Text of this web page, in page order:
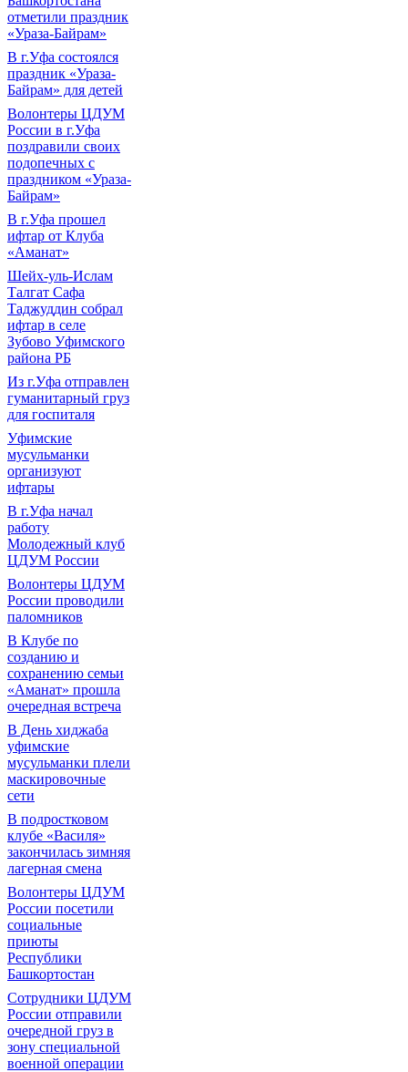
отметили праздник
«Ураза-Байрам»
В г.Уфа состоялся
праздник «Ураза-
Байрам» для детей
Волонтеры ЦДУМ
России в г.Уфа
поздравили своих
подопечных с
праздником «Ураза-
Байрам»
В г.Уфа прошел
ифтар от Клуба
«Аманат»
Шейх-уль-Ислам
Талгат Сафа
Таджуддин собрал
ифтар в селе
Зубово Уфимского
района РБ
Из г.Уфа отправлен
гуманитарный груз
для госпиталя
Уфимские
мусульманки
организуют
ифтары
В г.Уфа начал
работу
Молодежный клуб
ЦДУМ России
Волонтеры ЦДУМ
России проводили
паломников
В Клубе по
созданию и
сохранению семьи
«Аманат» прошла
очередная встреча
В День хиджаба
уфимские
мусульманки плели
маскировочные
сети
В подростковом
клубе «Василя»
закончилась зимняя
лагерная смена
Волонтеры ЦДУМ
России посетили
социальные
приюты
Республики
Башкортостан
Сотрудники ЦДУМ
России отправили
очередной груз в
зону специальной
военной операции